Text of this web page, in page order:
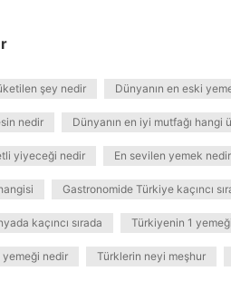
şey nedir Dünyanın en eski
nedir Dünyanın en iyi mutfağı hangi
yiyeceği nedir En sevilen yemek nedir
Gastronomide Türkiye kaçıncı
kaçıncı sırada Türkiyenin 1
nedir Türklerin neyi meşhur